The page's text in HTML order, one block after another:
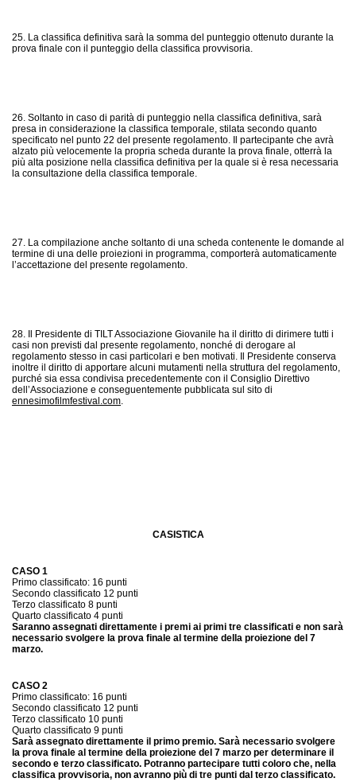
25. La classifica definitiva sarà la somma del punteggio ottenuto durante la
prova finale con il punteggio della classifica provvisoria.
26. Soltanto in caso di parità di punteggio nella classifica definitiva, sarà
presa in considerazione la classifica temporale, stilata secondo quanto
specificato nel punto 22 del presente regolamento. Il partecipante che avrà
alzato più velocemente la propria scheda durante la prova finale, otterrà la
più alta posizione nella classifica definitiva per la quale si è resa necessaria
la consultazione della classifica temporale.
27. La compilazione anche soltanto di una scheda contenente le domande al
termine di una delle proiezioni in programma, comporterà automaticamente
l’accettazione del presente regolamento.
28. Il Presidente di TILT Associazione Giovanile ha il diritto di dirimere tutti i
casi non previsti dal presente regolamento, nonché di derogare al
regolamento stesso in casi particolari e ben motivati. Il Presidente conserva
inoltre il diritto di apportare alcuni mutamenti nella struttura del regolamento,
purché sia essa condivisa precedentemente con il Consiglio Direttivo
dell’Associazione e conseguentemente pubblicata sul sito di
ennesimofilmfestival.com
CASISTICA
CASO 1
Primo classificato: 16 punti
Secondo classificato 12 punti
Terzo classificato 8 punti
Quarto classificato 4 punti
Saranno assegnati direttamente i premi ai primi tre classificati e non sarà
necessario svolgere la prova finale al termine della proiezione del 7
marzo.
CASO 2
Primo classificato: 16 punti
Secondo classificato 12 punti
Terzo classificato 10 punti
Quarto classificato 9 punti
Sarà assegnato direttamente il primo premio. Sarà necessario svolgere
la prova finale al termine della proiezione del 7 marzo per determinare il
secondo e terzo classificato. Potranno partecipare tutti coloro che, nella
classifica provvisoria, non avranno più di tre punti dal terzo classificato.